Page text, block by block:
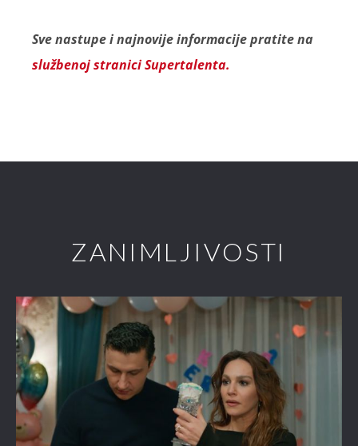
Sve nastupe i najnovije informacije pratite na
službenoj stranici Supertalenta.
ZANIMLJIVOSTI